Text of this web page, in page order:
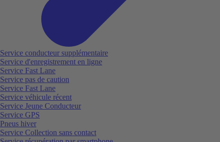
Service conducteur supplémentaire
Service d'enregistrement en ligne
Service Fast Lane
Service pas de caution
Service Fast Lane
Service véhicule récent
Service Jeune Conducteur
Service GPS
Pneus hiver
Service Collection sans contact